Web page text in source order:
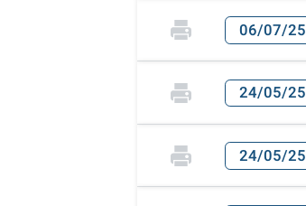
06/07/25
24/05/25
24/05/25